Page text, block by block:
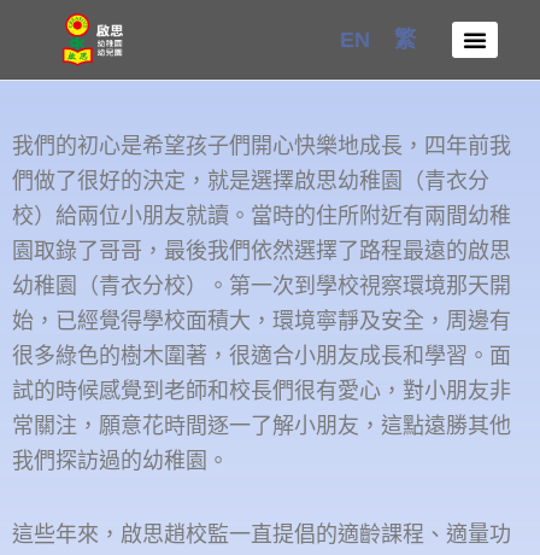
content
EN 繁
我們的初心是希望孩子們開心快樂地成長，四年前我
們做了很好的決定，就是選擇啟思幼稚園（青衣分
校）給兩位小朋友就讀。當時的住所附近有兩間幼稚
園取錄了哥哥，最後我們依然選擇了路程最遠的啟思
幼稚園（青衣分校）。第一次到學校視察環境那天開
始，已經覺得學校面積大，環境寧靜及安全，周邊有
很多綠色的樹木圍著，很適合小朋友成長和學習。面
試的時候感覺到老師和校長們很有愛心，對小朋友非
常關注，願意花時間逐一了解小朋友，這點遠勝其他
我們探訪過的幼稚園。
這些年來，啟思趙校監一直提倡的適齡課程、適量功